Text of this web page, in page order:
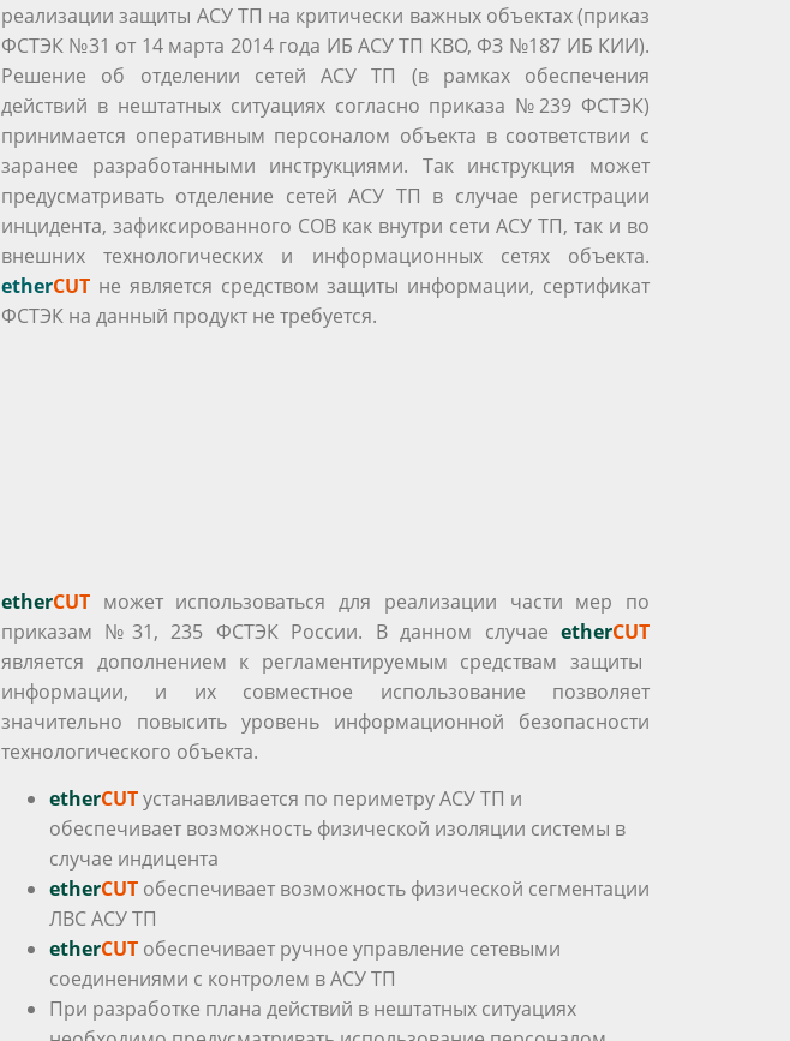
реализации защиты АСУ ТП на критически важных объектах (приказ
ФСТЭК №31 от 14 марта 2014 года ИБ АСУ ТП КВО, ФЗ №187 ИБ КИИ).
Решение об отделении сетей АСУ ТП (в рамках обеспечения
действий в нештатных ситуациях согласно приказа №239 ФСТЭК)
принимается оперативным персоналом объекта в соответствии с
заранее разработанными инструкциями. Так инструкция может
предусматривать отделение сетей АСУ ТП в случае регистрации
инцидента, зафиксированного СОВ как внутри сети АСУ ТП, так и во
внешних технологических и информационных сетях объекта.
etherCUT не является средством защиты информации, сертификат
ФСТЭК на данный продукт не требуется.
etherCUT может использоваться для реализации части мер по
приказам №31, 235 ФСТЭК России. В данном случае etherCUT
является дополнением к регламентируемым средствам защиты
информации, и их совместное использование позволяет
значительно повысить уровень информационной безопасности
технологического объекта.
etherCUTустанавливается по периметру АСУ ТП и
обеспечивает возможность физической изоляции системы в
случае индицента
etherCUT обеспечивает возможность физической сегментации
ЛВС АСУ ТП
etherCUT обеспечивает ручное управление сетевыми
соединениями с контролем в АСУ ТП
При разработке плана действий в нештатных ситуациях